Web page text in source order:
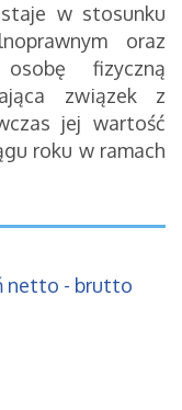
w stosunku
oraz
fizyczną
związek z
jej wartość
roku w ramach
netto - brutto